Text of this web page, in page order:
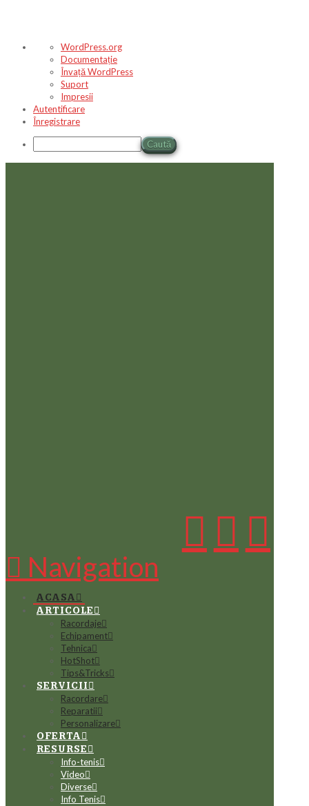
Despre
WordPress
WordPress.org
Documentație
Învață WordPress
Suport
Impresii
Autentificare
Înregistrare
Caută
Navigation
ACASA
ARTICOLE
Racordaje
Echipament
Tehnica
HotShot
Tips&Tricks
SERVICII
Racordare
Reparatii
Personalizare
OFERTA
RESURSE
Info-tenis
Video
Diverse
Info Tenis